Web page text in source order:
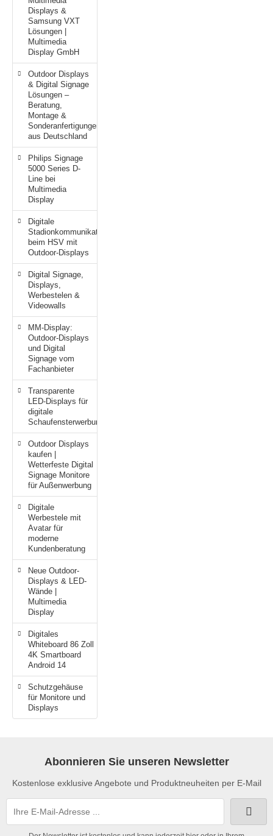
Displays &
Samsung VXT
Lösungen |
Multimedia
Display GmbH
Outdoor Displays
& Digital Signage
Lösungen –
Beratung,
Montage &
Sonderanfertigungen
aus Deutschland
Philips Signage
5000 Series D-
Line bei
Multimedia
Display
Digitale
Stadionkommunikation
beim HSV mit
Outdoor-Displays
Digital Signage,
Displays,
Werbestelen &
Videowalls
MM-Display:
Outdoor-Displays
und Digital
Signage vom
Fachanbieter
Transparente
LED-Displays für
digitale
Schaufensterwerbung
Outdoor Displays
kaufen |
Wetterfeste Digital
Signage Monitore
für Außenwerbung
Digitale
Werbestele mit
Avatar für
moderne
Kundenberatung
Neue Outdoor-
Displays & LED-
Wände |
Multimedia
Display
Digitales
Whiteboard 86 Zoll
4K Smartboard
Android 14
Schutzgehäuse
für Monitore und
Displays
Abonnieren Sie unseren Newsletter
Kostenlose exklusive Angebote und Produktneuheiten per E-Mail